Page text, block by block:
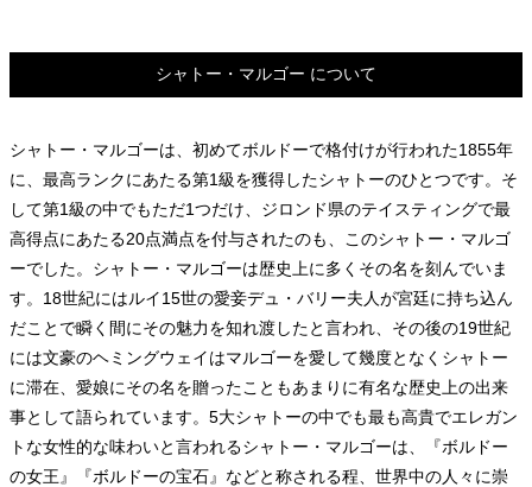
シャトー・マルゴー について
シャトー・マルゴーは、初めてボルドーで格付けが行われた1855年
に、最高ランクにあたる第1級を獲得したシャトーのひとつです。そ
して第1級の中でもただ1つだけ、ジロンド県のテイスティングで最
高得点にあたる20点満点を付与されたのも、このシャトー・マルゴ
ーでした。シャトー・マルゴーは歴史上に多くその名を刻んでいま
す。18世紀にはルイ15世の愛妾デュ・バリー夫人が宮廷に持ち込ん
だことで瞬く間にその魅力を知れ渡したと言われ、その後の19世紀
には文豪のヘミングウェイはマルゴーを愛して幾度となくシャトー
に滞在、愛娘にその名を贈ったこともあまりに有名な歴史上の出来
事として語られています。5大シャトーの中でも最も高貴でエレガン
トな女性的な味わいと言われるシャトー・マルゴーは、『ボルドー
の女王』『ボルドーの宝石』などと称される程、世界中の人々に崇